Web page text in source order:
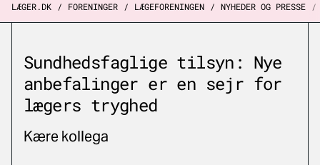
LÆGER.DK FORENINGER LÆGEFORENINGEN NYHEDER OG PRESSE
Sundhedsfaglige tilsyn: Nye
anbefalinger er en sejr for
lægers tryghed
Kære kollega